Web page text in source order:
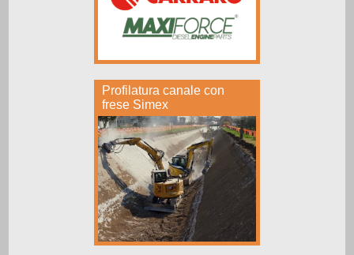
Profilatura canale con
frese Simex